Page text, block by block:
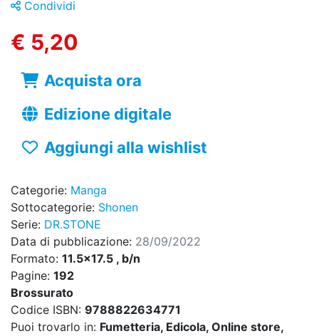
Condividi
€ 5,20
Acquista ora
Edizione digitale
Aggiungi alla wishlist
Categorie: Manga
Sottocategorie: Shonen
Serie: DR.STONE
Data di pubblicazione: 28/09/2022
Formato: 11.5x17.5 , b/n
Pagine: 192
Brossurato
Codice ISBN: 9788822634771
Puoi trovarlo in: Fumetteria, Edicola, Online store,